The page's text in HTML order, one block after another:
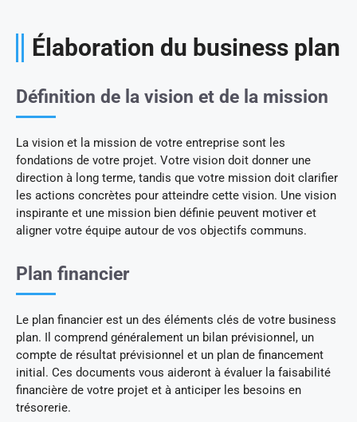
Élaboration du business plan
Définition de la vision et de la mission
La vision et la mission de votre entreprise sont les
fondations de votre projet. Votre vision doit donner une
direction à long terme, tandis que votre mission doit clarifier
les actions concrètes pour atteindre cette vision. Une vision
inspirante et une mission bien définie peuvent motiver et
aligner votre équipe autour de vos objectifs communs.
Plan financier
Le plan financier est un des éléments clés de votre business
plan. Il comprend généralement un bilan prévisionnel, un
compte de résultat prévisionnel et un plan de financement
initial. Ces documents vous aideront à évaluer la faisabilité
financière de votre projet et à anticiper les besoins en
trésorerie.